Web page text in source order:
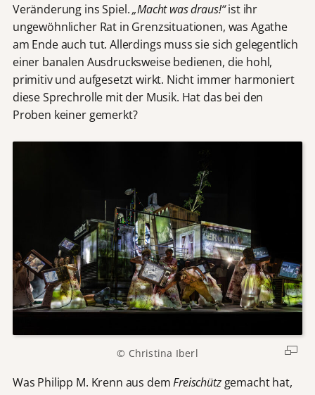
Veränderung ins Spiel.„Macht was draus!“ist ihr
ungewöhnlicher Rat in Grenzsituationen, was Agathe
am Ende auch tut. Allerdings muss sie sich gelegentlich
einer banalen Ausdrucksweise bedienen, die hohl,
primitiv und aufgesetzt wirkt. Nicht immer harmoniert
diese Sprechrolle mit der Musik. Hat das bei den
Proben keiner gemerkt?
© Christina Iberl
Was Philipp M. Krenn aus demFreischützgemacht hat,